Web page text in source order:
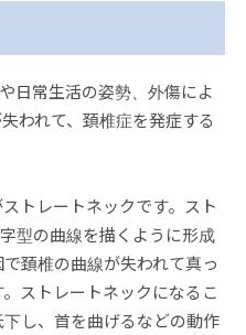
日常生活の姿勢、外傷によ
われて、頚椎症を発症する
トレートネックです。スト
型の曲線を描くように形成
頚椎の曲線が失われて真っ
ストレートネックになるこ
し、首を曲げるなどの動作